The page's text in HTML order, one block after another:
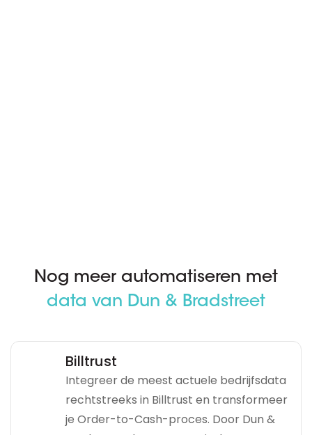
Nog meer automatiseren met
data van Dun & Bradstreet
Billtrust
Integreer de meest actuele bedrijfsdata
rechtstreeks in Billtrust en transformeer
je Order-to-Cash-proces. Door Dun &